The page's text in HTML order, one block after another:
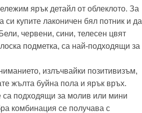
ярък детайл от облеклото. За
си купите лаконичен бял потник и да
червени, сини, телесен цвят
подметка, са най-подходящи за
излъчвайки позитивизъм,
жълта буйна пола и ярък връх.
са подходящи за молив или мини
комбинация се получава с